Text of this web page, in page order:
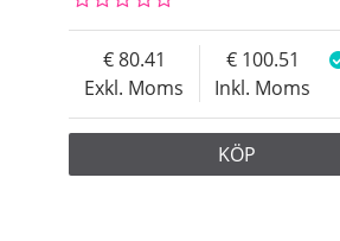
Exkl. Moms
80.41
Inkl. Moms
100.51
KÖP